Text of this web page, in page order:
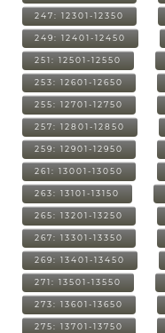
247: 12301-12350
249: 12401-12450
251: 12501-12550
253: 12601-12650
255: 12701-12750
257: 12801-12850
259: 12901-12950
261: 13001-13050
263: 13101-13150
265: 13201-13250
267: 13301-13350
269: 13401-13450
271: 13501-13550
273: 13601-13650
275: 13701-13750